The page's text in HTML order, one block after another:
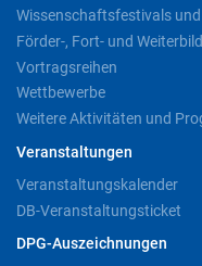
Wissenschaftsfestivals
Förder-, Fort- und
Vortragsreihen
Wettbewerbe
Weitere Aktivitäten und
Veranstaltungen
Veranstaltungskalender
DB-Veranstaltungsticket
DPG-Auszeichnungen